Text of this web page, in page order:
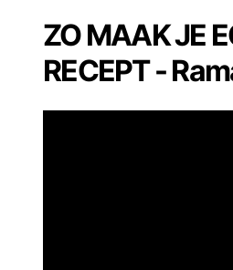
ZO MAAK JE
RECEPT -